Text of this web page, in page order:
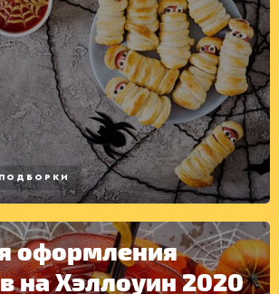
оформления
на Хэллоуин 2020